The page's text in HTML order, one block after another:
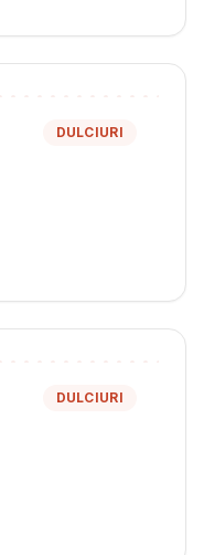
DULCIURI
DULCIURI